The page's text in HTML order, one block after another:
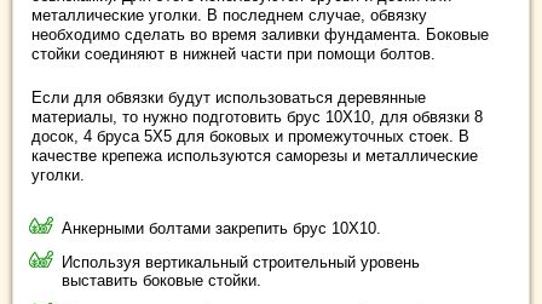
металлические уголки. В последнем случае, обвязку
необходимо сделать во время заливки фундамента. Боковые
стойки соединяют в нижней части при помощи болтов.
Если для обвязки будут использоваться деревянные
материалы, то нужно подготовить брус 10Х10, для обвязки 8
досок, 4 бруса 5Х5 для боковых и промежуточных стоек. В
качестве крепежа используются саморезы и металлические
уголки.
Анкерными болтами закрепить брус 10Х10.
Используя вертикальный строительный уровень
выставить боковые стойки.